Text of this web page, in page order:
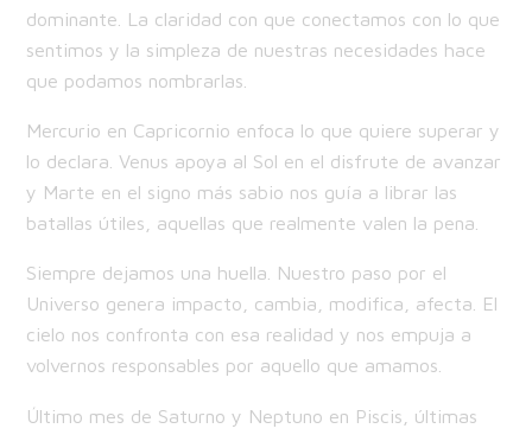
dominante. La claridad con que conectamos con lo que
sentimos y la simpleza de nuestras necesidades hace
que podamos nombrarlas.
Mercurio en Capricornio enfoca lo que quiere superar y
lo declara. Venus apoya al Sol en el disfrute de avanzar
y Marte en el signo más sabio nos guía a librar las
batallas útiles, aquellas que realmente valen la pena.
Siempre dejamos una huella. Nuestro paso por el
Universo genera impacto, cambia, modifica, afecta. El
cielo nos confronta con esa realidad y nos empuja a
volvernos responsables por aquello que amamos.
Último mes de Saturno y Neptuno en Piscis, últimas